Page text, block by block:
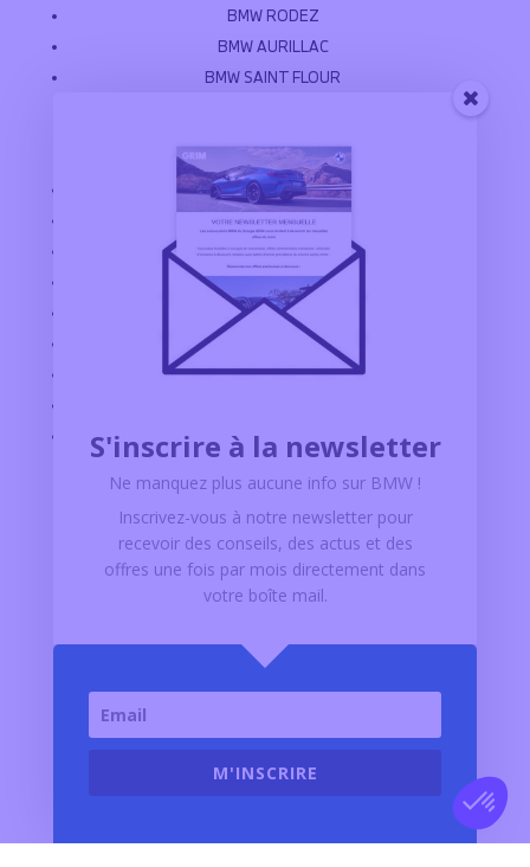
BMW RODEZ
BMW AURILLAC
BMW SAINT FLOUR
CONFIGURATEUR BMW
VÉHICULES D’OCCASION
FINANCEMENT BMW
SERVICES BMW
UNIVERS BMW
OFFRES D'EMPLOI
PARTENAIRES
GRIM CARE
Contact
N°vert :0 805 02 14 14
S'inscrire à la newsletter
Ne manquez plus aucune info sur BMW !
Inscrivez-vous à notre newsletter pour
recevoir des conseils, des actus et des
offres une fois par mois directement dans
votre boîte mail.
M'INSCRIRE